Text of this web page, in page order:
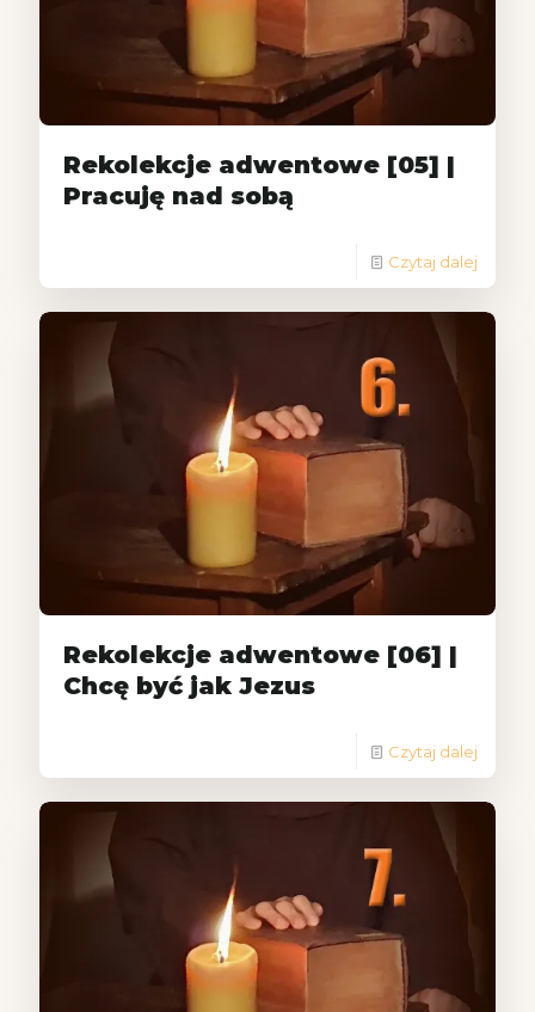
Rekolekcje adwentowe [05] |
Pracuję nad sobą
Czytaj dalej
Rekolekcje adwentowe [06] |
Chcę być jak Jezus
Czytaj dalej